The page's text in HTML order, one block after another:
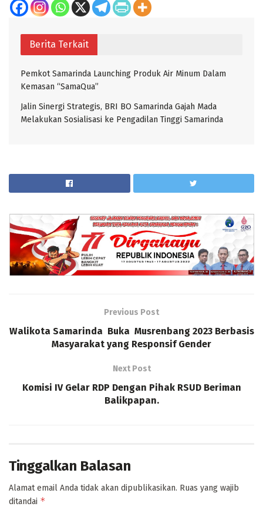
Berita Terkait
Pemkot Samarinda Launching Produk Air Minum Dalam
Kemasan “SamaQua”
Jalin Sinergi Strategis, BRI BO Samarinda Gajah Mada
Melakukan Sosialisasi ke Pengadilan Tinggi Samarinda
Previous Post
Walikota Samarinda Buka Musrenbang 2023 Berbasis
Masyarakat yang Responsif Gender
Next Post
Komisi IV Gelar RDP Dengan Pihak RSUD Beriman
Balikpapan.
Tinggalkan Balasan
Alamat email Anda tidak akan dipublikasikan. Ruas yang wajib
ditandai *